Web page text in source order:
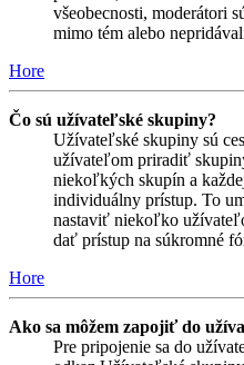
všeobecnosti, moderátori
mimo tém alebo
Hore
Čo sú užívateľské skupiny?
Užívateľské skupiny sú
užívateľom priradiť
niekoľkých skupín a
individuálny prístup. To
nastaviť niekoľko
dať prístup na súkromné
Hore
Ako sa môžem zapojiť do
Pre pripojenie sa do